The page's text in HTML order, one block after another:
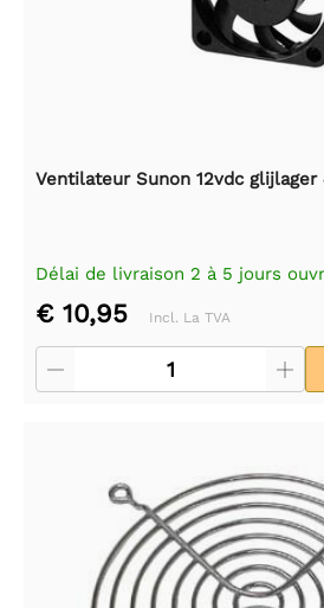
Ventilateur Sunon 12vdc glijlager
Délai de livraison 2 à 5 jours
€ 10,95 Incl. La TVA